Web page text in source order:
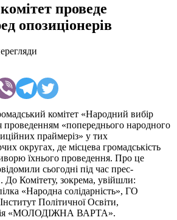
проведе
опозиціонерів
комітет «Народний вибір
проведенням «попереднього народного
праймеріз» у тих
округах, де місцева громадськість
їхнього проведення. Про це
сьогодні під час прес-
Комітету, зокрема, увійшли:
«Народна солідарність», ГО
Політичної Освіти,
«МОЛОДІЖНА ВАРТА».